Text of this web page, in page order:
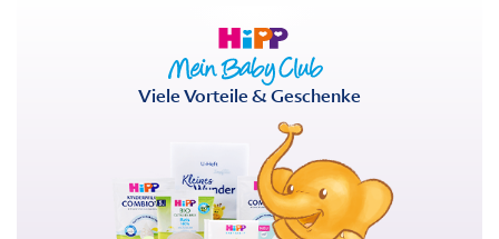
Viele Vorteile & Geschenke